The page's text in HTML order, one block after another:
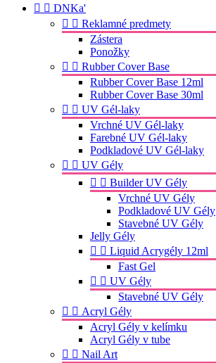
  DNKa'
  Reklamné predmety
Zástera
Ponožky
  Rubber Cover Base
Rubber Cover Base 12ml
Rubber Cover Base 30ml
  UV Gél-laky
Vrchné UV Gél-laky
Farebné UV Gél-laky
Podkladové UV Gél-laky
  UV Gély
  Builder UV Gély
Vrchné UV Gély
Podkladové UV Gély
Stavebné UV Gély
Jelly Gély
  Liquid Acrygély 12ml
Fast Gel
  UV Gély
Stavebné UV Gély
  Acryl Gély
Acryl Gély v kelímku
Acryl Gély v tube
  Nail Art